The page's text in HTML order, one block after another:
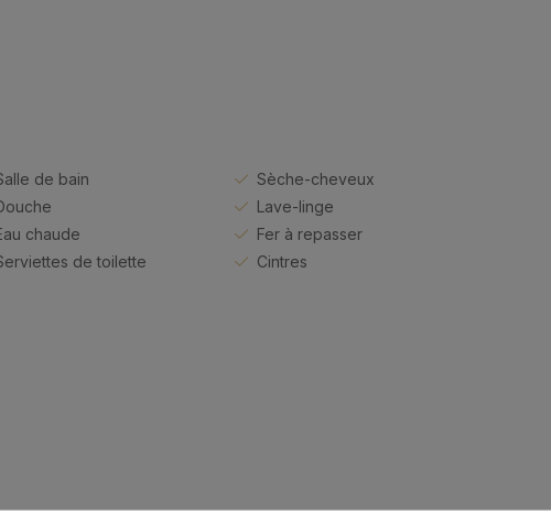
de bain
chaude
de toilette
Sèche-cheveux
Lave-linge
Fer à repasser
Cintres